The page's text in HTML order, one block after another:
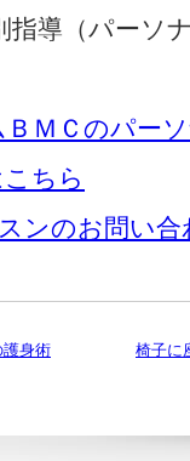
指導（パーソ
ＭＣのパー
ちら
ンのお問い
護身術 椅子に